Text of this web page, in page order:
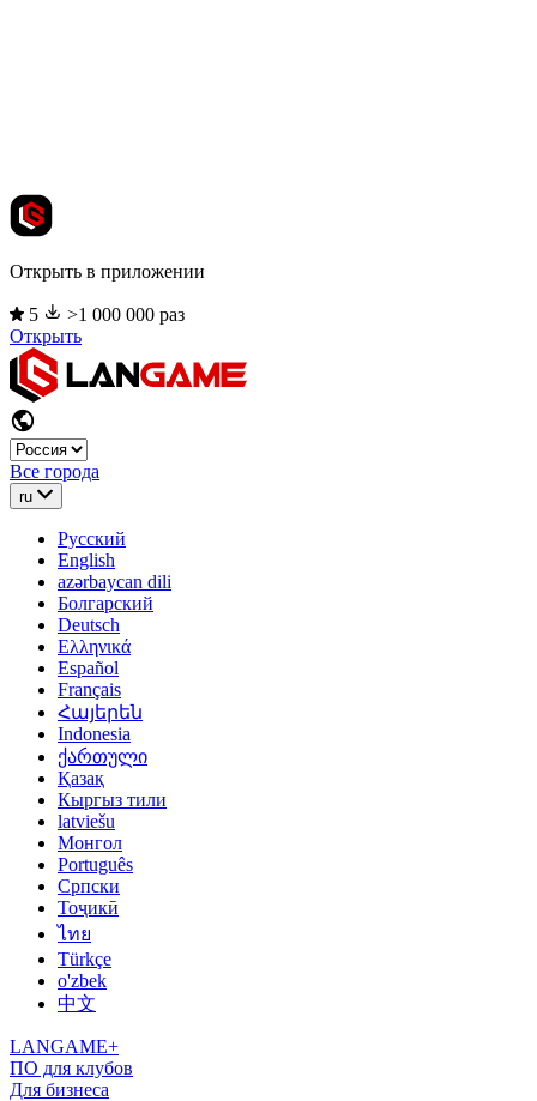
Открыть в приложении
5
>1 000 000 раз
Открыть
Все города
ru
Русский
English
azərbaycan dili
Болгарский
Deutsch
Ελληνικά
Español
Français
Հայերեն
Indonesia
ქართული
Қазақ
Кыргыз тили
latviešu
Монгол
Português
Српски
Тоҷикӣ
ไทย
Türkçe
o'zbek
中文
LANGAME+
ПО для клубов
Для бизнеса